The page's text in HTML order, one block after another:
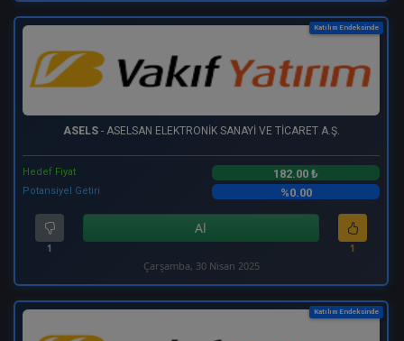
Katılım Endeksinde
ASELS- ASELSAN ELEKTRONİK SANAYİ VE TİCARET A.Ş.
Hedef Fiyat 182.00 ₺
Potansiyel Getiri %0.00
1
Al
1
Çarşamba, 30 Nisan 2025
Katılım Endeksinde